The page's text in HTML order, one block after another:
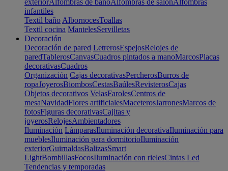
exteriorAlfombras de bañoAlfombras de salónAlfombras
infantiles
Textil baño AlbornocesToallas
Textil cocina MantelesServilletas
Decoración
Decoración de pared LetrerosEspejosRelojes de
paredTablerosCanvasCuadros pintados a manoMarcosPlacas
decorativasCuadros
Organización Cajas decorativasPercherosBurros de
ropaJoyerosBiombosCestasBaúlesRevisterosCajas
Objetos decorativos VelasFarolesCentros de
mesaNavidadFlores artificialesMaceterosJarronesMarcos de
fotosFiguras decorativasCajitas y
joyerosRelojesAmbientadores
Iluminación LámparasIluminación decorativaIluminación para
mueblesIluminación para dormitorioIluminación
exteriorGuirnaldasBalizasSmart
LightBombillasFocosIluminación con rielesCintas Led
Tendencias y temporadas